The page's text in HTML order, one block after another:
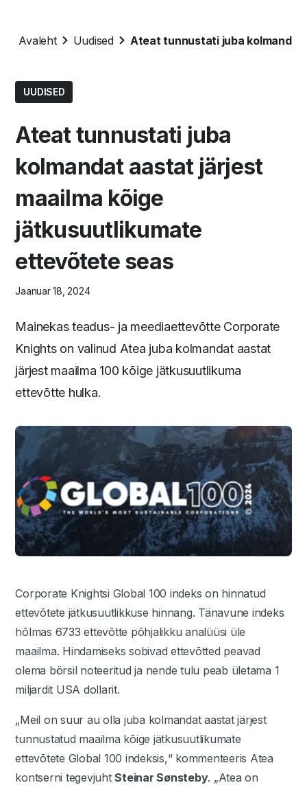
Avaleht Uudised Ateat tunnustati juba
UUDISED
Ateat tunnustati juba
kolmandat aastat järjest
maailma kõige
jätkusuutlikumate
ettevõtete seas
Jaanuar 18, 2024
Mainekas teadus- ja meediaettevõtte Corporate
Knights on valinud Atea juba kolmandat aastat
järjest maailma 100 kõige jätkusuutlikuma
ettevõtte hulka.
Corporate Knightsi Global 100 indeks on hinnatud
ettevõtete jätkusuutlikkuse hinnang. Tänavune indeks
hõlmas 6733 ettevõtte põhjalikku analüüsi üle
maailma. Hindamiseks sobivad ettevõtted peavad
olema börsil noteeritud ja nende tulu peab ületama 1
miljardit USA dollarit.
„Meil on suur au olla juba kolmandat aastat järjest
tunnustatud maailma kõige jätkusuutlikumate
ettevõtete Global 100 indeksis,“ kommenteeris Atea
kontserni tegevjuhtSteinar Sønsteby. „Atea on